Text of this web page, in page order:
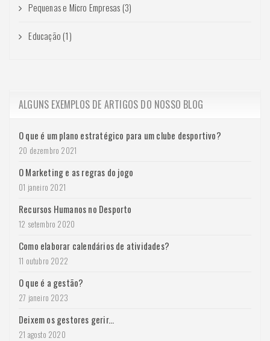
Pequenas e Micro Empresas (3)
Educação (1)
ALGUNS EXEMPLOS DE ARTIGOS DO NOSSO BLOG
O que é um plano estratégico para um clube desportivo?
20 dezembro 2021
O Marketing e as regras do jogo
01 janeiro 2021
Recursos Humanos no Desporto
12 setembro 2020
Como elaborar calendários de atividades?
11 outubro 2022
O que é a gestão?
27 janeiro 2023
Deixem os gestores gerir...
21 agosto 2020